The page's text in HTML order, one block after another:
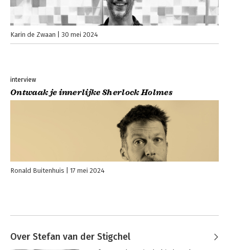
Karin de Zwaan 30 mei 2024
interview
Ontwaak je innerlijke Sherlock Holmes
Ronald Buitenhuis 17 mei 2024
Over Stefan van der Stigchel